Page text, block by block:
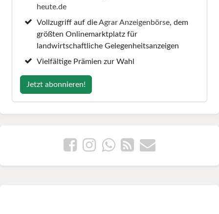
heute.de
Vollzugriff auf dieAgrar Anzeigenbörse, dem
größten Onlinemarktplatz für
landwirtschaftliche Gelegenheitsanzeigen
Vielfältige Prämien zur Wahl
Jetzt abonnieren!